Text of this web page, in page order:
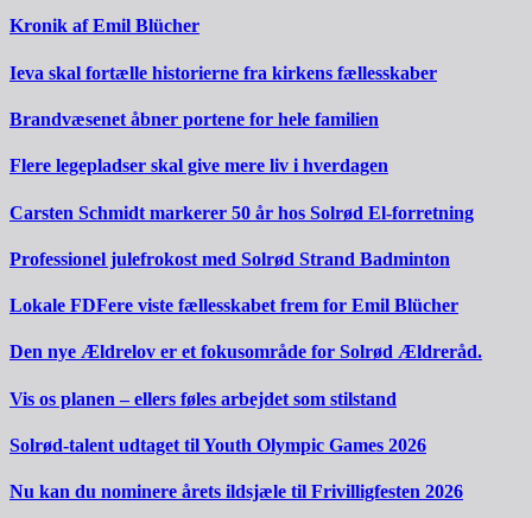
Kronik af Emil Blücher
Ieva skal fortælle historierne fra kirkens fællesskaber
Brandvæsenet åbner portene for hele familien
Flere legepladser skal give mere liv i hverdagen
Carsten Schmidt markerer 50 år hos Solrød El-forretning
Professionel julefrokost med Solrød Strand Badminton
Lokale FDFere viste fællesskabet frem for Emil Blücher
Den nye Ældrelov er et fokusområde for Solrød Ældreråd.
Vis os planen – ellers føles arbejdet som stilstand
Solrød-talent udtaget til Youth Olympic Games 2026
Nu kan du nominere årets ildsjæle til Frivilligfesten 2026